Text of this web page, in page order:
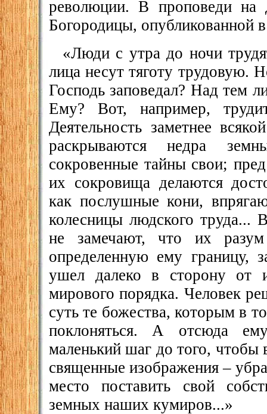
революции. В проповеди на
Богородицы, опубликованной
«Люди с утра до ночи
лица несут тяготу трудовую.
Господь заповедал? Над тем
Ему? Вот, например,
Деятельность заметнее
раскрываются недра
сокровенные тайны свои;
их сокровища делаются
как послушные кони,
колесницы людского труда...
не замечают, что их
определенную ему границу,
ушел далеко в сторону от
мирового порядка. Человек
суть те божества, которым в
поклоняться. А отсюда
маленький шаг до того, чтобы
священные изображения –
место поставить свой
земных наших кумиров...»